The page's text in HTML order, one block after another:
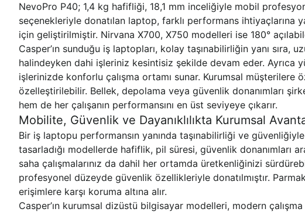
NevoPro P40; 1,4 kg hafifliği, 18,1 mm inceliğiyle mobil
seçenekleriyle donatılan laptop, farklı performans ihtiyaçlarına
için geliştirilmiştir. Nirvana X700, X750 modelleri ise 180°
Casper’ın sunduğu iş laptopları, kolay taşınabilirliğin yanı sıra,
halindeyken dahi işleriniz kesintisiz şekilde devam eder.
işlerinizde konforlu çalışma ortamı sunar. Kurumsal müşterilere
özelleştirilebilir. Bellek, depolama veya güvenlik donanımları
hem de her çalışanın performansını en üst seviyeye çıkarır.
Mobilite, Güvenlik ve Dayanıklılıkta Kurumsal
Bir iş laptopu performansın yanında taşınabilirliği ve
tasarladığı modellerde hafiflik, pil süresi, güvenlik donanımları
saha çalışmalarınız da dahil her ortamda üretkenliğinizi
profesyonel düzeyde güvenlik özellikleriyle donatılmıştır.
erişimlere karşı koruma altına alır.
Casper’ın kurumsal dizüstü bilgisayar modelleri, modern